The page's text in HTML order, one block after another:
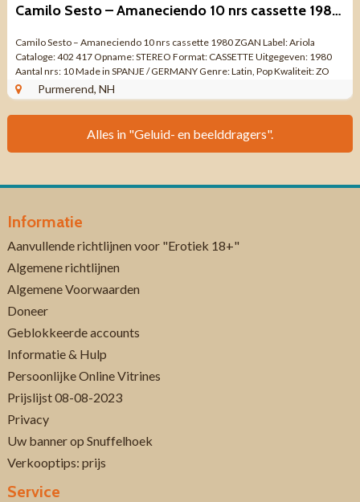
Camilo Sesto – Amaneciendo 10 nrs cassette 1980 ZGAN
Camilo Sesto – Amaneciendo 10 nrs cassette 1980 ZGAN Label: Ariola
Cataloge: 402 417 Opname: STEREO Format: CASSETTE Uitgegeven: 1980
Aantal nrs: 10 Made in SPANJE / GERMANY Genre: Latin, Pop Kwaliteit: ZO
GOED ALS NIEUW ...
Purmerend, NH
Alles in "Geluid- en beelddragers".
Informatie
Aanvullende richtlijnen voor "Erotiek 18+"
Algemene richtlijnen
Algemene Voorwaarden
Doneer
Geblokkeerde accounts
Informatie & Hulp
Persoonlijke Online Vitrines
Prijslijst 08-08-2023
Privacy
Uw banner op Snuffelhoek
Verkooptips: prijs
Service